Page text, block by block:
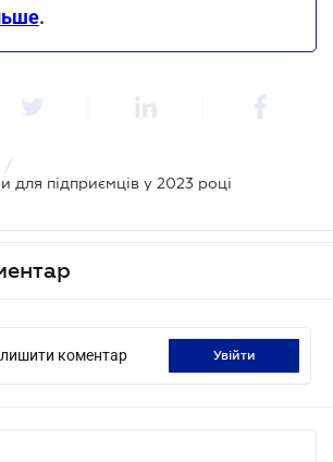
.
/
для підприємців у 2023 році
коментар увійти